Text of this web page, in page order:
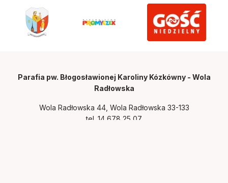
Parafia pw. Błogosławionej Karoliny Kózkówny - Wola
Radłowska
Wola Radłowska 44, Wola Radłowska 33-133
tel. 14 678 25 07